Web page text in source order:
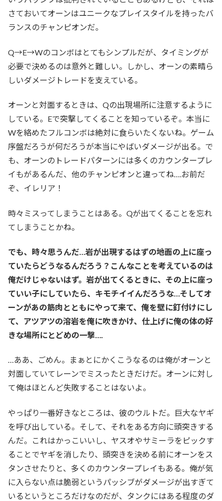
さておいてオーンはユニークなプレイスタイルを持ったバ
ランスのチャンピオンだ。
Q→E→Wのコンボはとてもシンプルだが、タイミングが
必要で決めるのは意外と難しい。しかし、オーンの素晴ら
しいダメージトレードを支えている。
オーンと対面するときは、Qの出現場所に注意するように
している。Eで突撃してくることを知っているぞ。本当に
Wを絡めたフルコンボは絶対に食らいたくないね。ゲーム
序盤だろうが何だろうが本当にやばいダメージが出る。で
も、オーンのトレードパターンには多くのカウンタープレ
イもがあるんだ、他のチャンピオンと違ってね….お前だ
ぞ、イレリア！
時々ミスってしまうことはある。Qが出てくることを忘れ
てしまうことかね。
でも、時々思うんだ…岩が出現するはずの地面の上に座っ
ていたらどうなるんだろう？こんなことを考えているのは
俺だけじゃないはず。岩が出てくるときに、その上に座っ
ていい子にしていたら、キモチイイんだろうな…そしてオ
ーンがあの筋肉とともにやって来て、俺を壁に釘付けにし
て、アツアツの溶岩を俺に吹きかけ、仕上げに俺の体の好
きな場所にとどめの一撃….
…ああ、ごめん。まぁとにかくこうなるのは俺がオーンと
対面していてレーンでミスったときだけだ。オーンに対し
て俺はほとんど失敗することはないよ。
やっぱり一番好きなところは、彼のウルトだ。巨大なヤギ
を呼び出している。そして、それをある方向に頭突きする
んだ。これはかっこいいし、ヤスオやサミーラをピックす
ることでヤギを消したり、頭突きを決める前にオーンをス
タンさせたりと、多くのカウンタープレイもある。俺が気
に入らない点は脆弱というパッシブがダメージが出すぎて
いるというところだけなのだが、タンクにはある程度のダ